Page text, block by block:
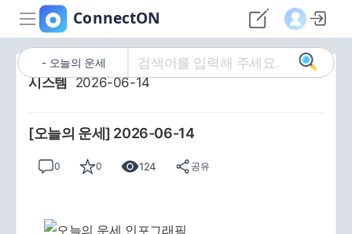
오늘의 운세
시스템 2026-06-14
[오늘의 운세] 2026-06-14
0 0 124 공유